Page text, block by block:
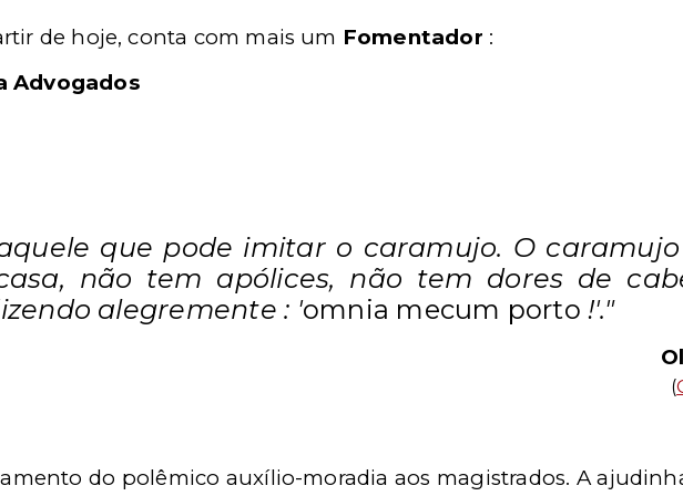
de hoje, conta com mais um Fomentador :
Advogados
que pode imitar o caramujo. O
não tem apólices, não tem dores de
alegremente : 'omnia mecum porto !'."
(
do polêmico auxílio-moradia aos magistrados. A